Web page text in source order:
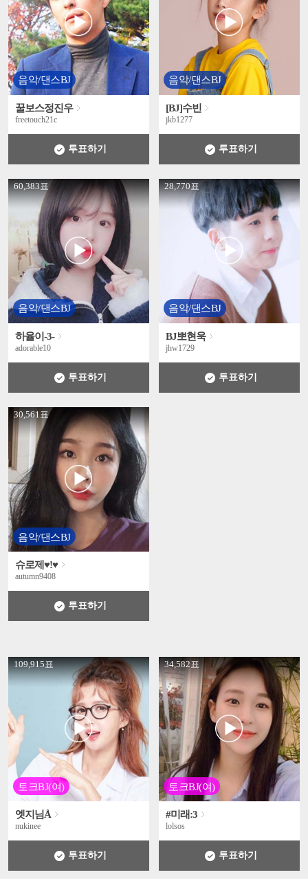
음악/댄스BJ
꿀보스정진우
freetouch21c
투표하기
음악/댄스BJ
[BJ]수빈
jkb1277
투표하기
음악/댄스BJ
60,383표
' +
하율이-3-
adorable10
투표하기
음악/댄스BJ
28,770표
' +
BJ뽀현욱
jhw1729
투표하기
음악/댄스BJ
30,561표
' +
슈로제♥!♥
autumn9408
투표하기
토크BJ(여)
109,915표
' +
엣지님Å
nukinee
투표하기
토크BJ(여)
34,582표
' +
#미래:3
lolsos
투표하기